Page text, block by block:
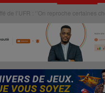
de l’UFR : ‘’On reproche certaines